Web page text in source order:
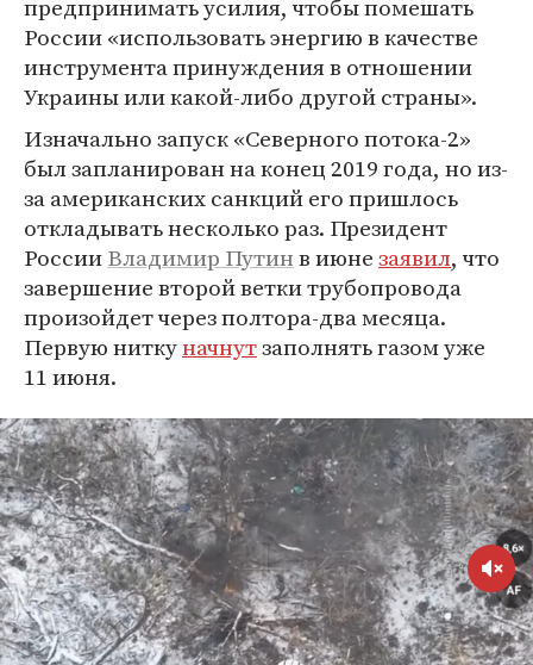
предпринимать усилия, чтобы помешать
России «использовать энергию в качестве
инструмента принуждения в отношении
Украины или какой-либо другой страны».
Изначально запуск «Северного потока-2»
был запланирован на конец 2019 года, но из-
за американских санкций его пришлось
откладывать несколько раз. Президент
РоссииВладимир Путинв июнезаявил, что
завершение второй ветки трубопровода
произойдет через полтора-два месяца.
Первую ниткуначнутзаполнять газом уже
11 июня.